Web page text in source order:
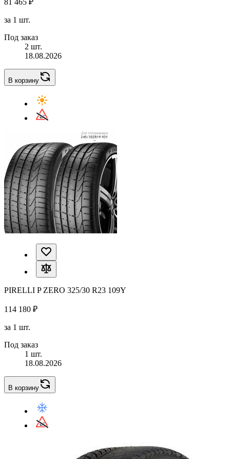
81 465 ₽
за 1 шт.
Под заказ
2 шт.
18.08.2026
В корзину
PIRELLI P ZERO 325/30 R23 109Y
114 180 ₽
за 1 шт.
Под заказ
1 шт.
18.08.2026
В корзину